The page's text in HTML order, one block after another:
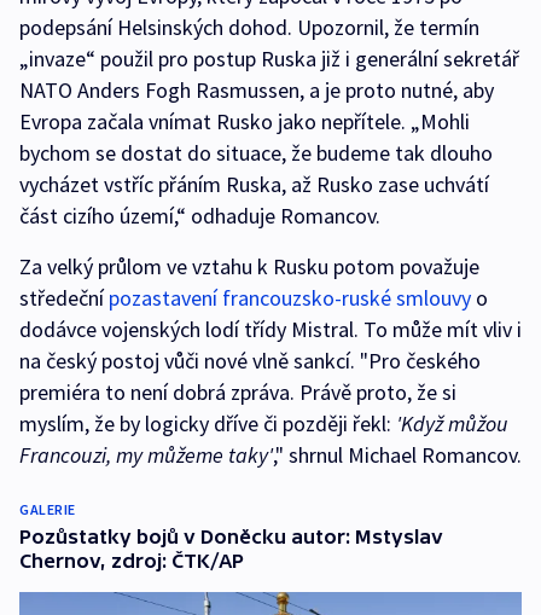
podepsání Helsinských dohod. Upozornil, že termín
„invaze“ použil pro postup Ruska již i generální sekretář
NATO Anders Fogh Rasmussen, a je proto nutné, aby
Evropa začala vnímat Rusko jako nepřítele. „Mohli
bychom se dostat do situace, že budeme tak dlouho
vycházet vstříc přáním Ruska, až Rusko zase uchvátí
část cizího území,“ odhaduje Romancov.
Za velký průlom ve vztahu k Rusku potom považuje
středečnípozastavení francouzsko-ruské smlouvy o
dodávce vojenských lodí třídy Mistral. To může mít vliv i
na český postoj vůči nové vlně sankcí. "Pro českého
premiéra to není dobrá zpráva. Právě proto, že si
myslím, že by logicky dříve či později řekl: 'Když můžou
Francouzi, my můžeme taky'," shrnul Michael Romancov.
GALERIE
Pozůstatky bojů v Doněcku autor: Mstyslav
Chernov, zdroj: ČTK/AP